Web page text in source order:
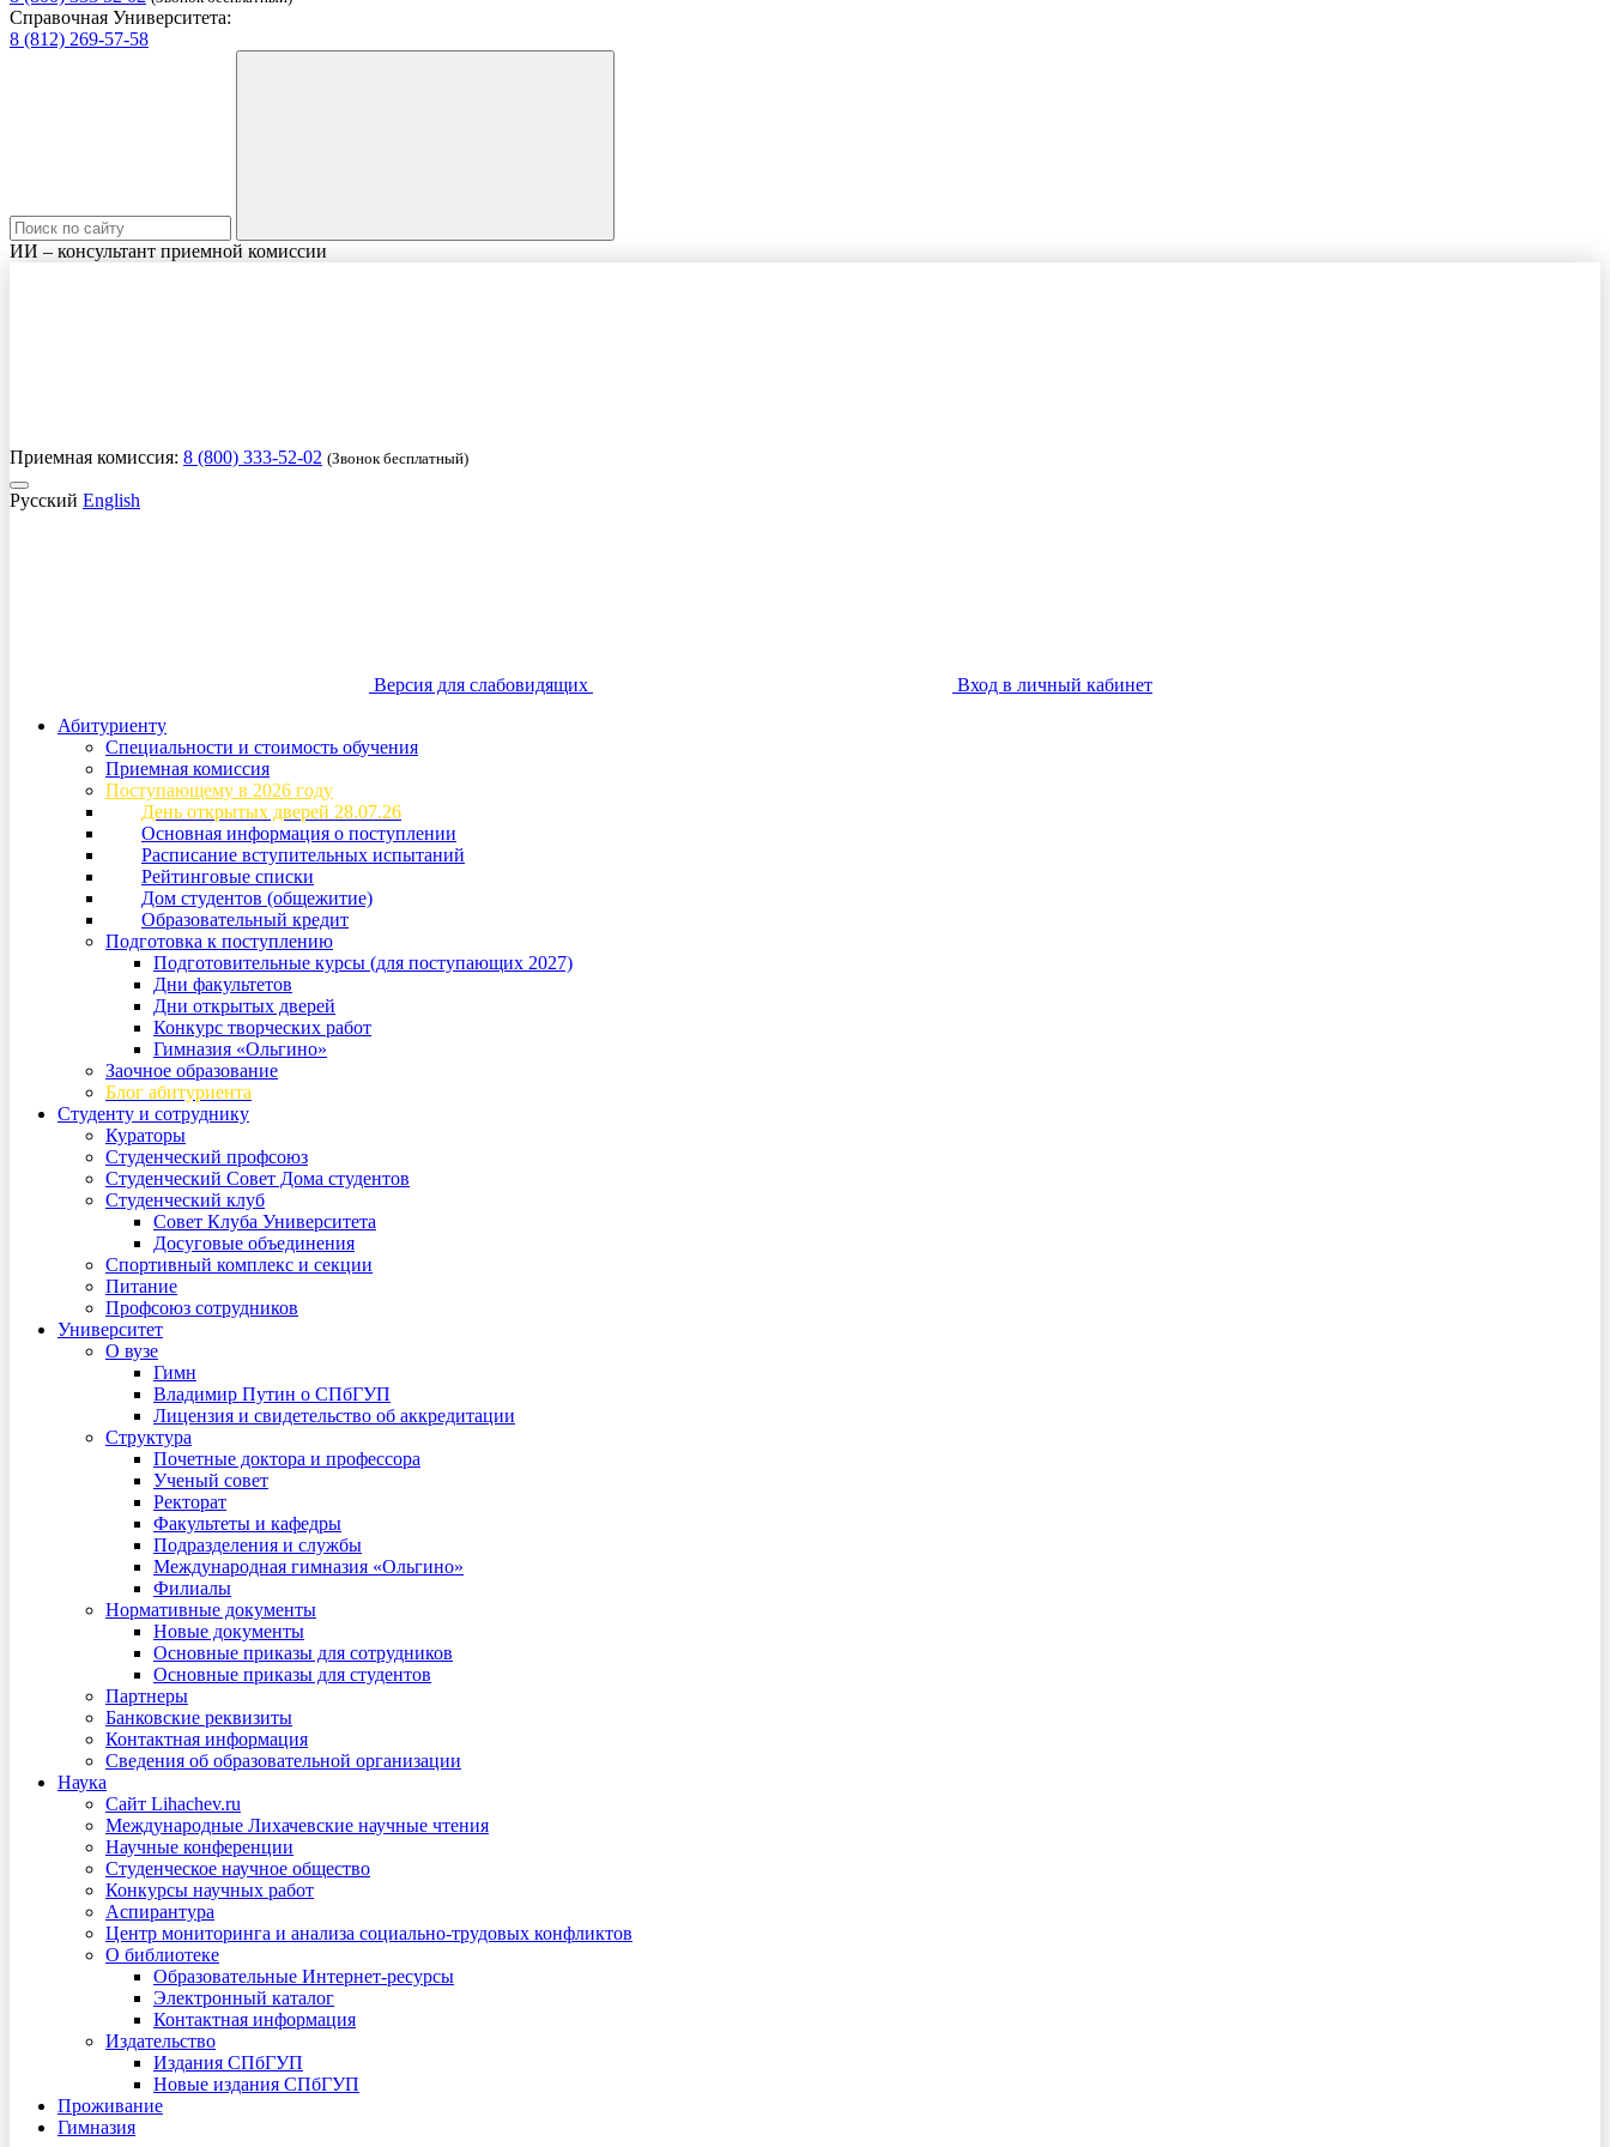
Справочная Университета:
8 (812) 269-57-58
ИИ – консультант приемной комиссии
Приемная комиссия: 8 (800) 333-52-02 (Звонок бесплатный)
Русский English
Версия для слабовидящих
Вход в личный кабинет
Абитуриенту
Специальности и стоимость обучения
Приемная комиссия
Поступающему в 2026 году
День открытых дверей 28.07.26
Основная информация о поступлении
Расписание вступительных испытаний
Рейтинговые списки
Дом студентов (общежитие)
Образовательный кредит
Подготовка к поступлению
Подготовительные курсы (для поступающих 2027)
Дни факультетов
Дни открытых дверей
Конкурс творческих работ
Гимназия «Ольгино»
Заочное образование
Блог абитуриента
Студенту и сотруднику
Кураторы
Студенческий профсоюз
Студенческий Совет Дома студентов
Студенческий клуб
Совет Клуба Университета
Досуговые объединения
Спортивный комплекс и секции
Питание
Профсоюз сотрудников
Университет
О вузе
Гимн
Владимир Путин о СПбГУП
Лицензия и свидетельство об аккредитации
Структура
Почетные доктора и профессора
Ученый совет
Ректорат
Факультеты и кафедры
Подразделения и службы
Международная гимназия «Ольгино»
Филиалы
Нормативные документы
Новые документы
Основные приказы для сотрудников
Основные приказы для студентов
Партнеры
Банковские реквизиты
Контактная информация
Сведения об образовательной организации
Наука
Сайт Lihachev.ru
Международные Лихачевские научные чтения
Научные конференции
Студенческое научное общество
Конкурсы научных работ
Аспирантура
Центр мониторинга и анализа социально-трудовых конфликтов
О библиотеке
Образовательные Интернет-ресурсы
Электронный каталог
Контактная информация
Издательство
Издания СПбГУП
Новые издания СПбГУП
Проживание
Гимназия